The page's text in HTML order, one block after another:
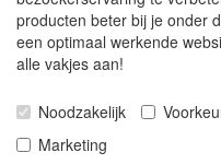
Wero Ideal
Paypal
Bancontact (belgië)
producten beter bij je onder
een optimaal werkende
alle vakjes aan!
Noodzakelijk
Marketing